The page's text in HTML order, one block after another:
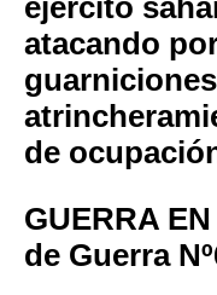
atacando
de
GUERRA
de Guerra